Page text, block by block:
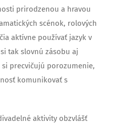
prirodzenou a hravou
scénok, rolových
aktívne používať jazyk v
tak slovnú zásobu aj
precvičujú porozumenie,
komunikovať s
aktivity obzvlášť